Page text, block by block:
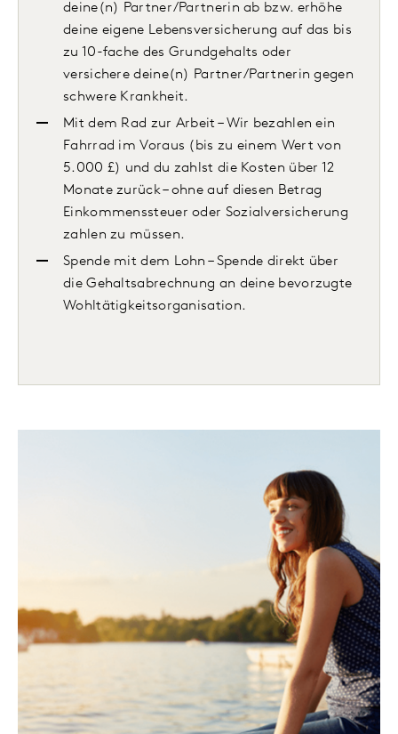
deine(n) Partner/Partnerin ab bzw. erhöhe
deine eigene Lebensversicherung auf das bis
zu 10-fache des Grundgehalts oder
versichere deine(n) Partner/Partnerin gegen
schwere Krankheit.
Mit dem Rad zur Arbeit – Wir bezahlen ein
Fahrrad im Voraus (bis zu einem Wert von
5.000 £) und du zahlst die Kosten über 12
Monate zurück – ohne auf diesen Betrag
Einkommenssteuer oder Sozialversicherung
zahlen zu müssen.
Spende mit dem Lohn – Spende direkt über
die Gehaltsabrechnung an deine bevorzugte
Wohltätigkeitsorganisation.